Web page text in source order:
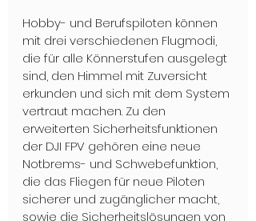
Hobby- und Berufspiloten können
mit drei verschiedenen Flugmodi,
die für alle Könnerstufen ausgelegt
sind, den Himmel mit Zuversicht
erkunden und sich mit dem System
vertraut machen. Zu den
erweiterten Sicherheitsfunktionen
der DJI FPV gehören eine neue
Notbrems- und Schwebefunktion,
die das Fliegen für neue Piloten
sicherer und zugänglicher macht,
sowie die Sicherheitslösungen von